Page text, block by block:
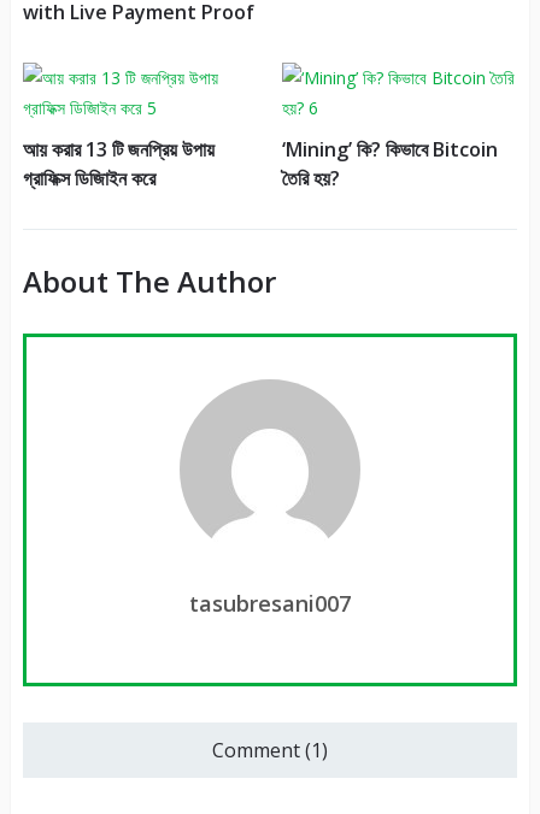
with Live Payment Proof
আয় করার 13 টি জনপ্রিয় উপায়
গ্রাফিক্স ডিজািইন করে
‘Mining’ কি? কিভাবে Bitcoin
তৈরি হয়?
About The Author
tasubresani007
Comment (1)